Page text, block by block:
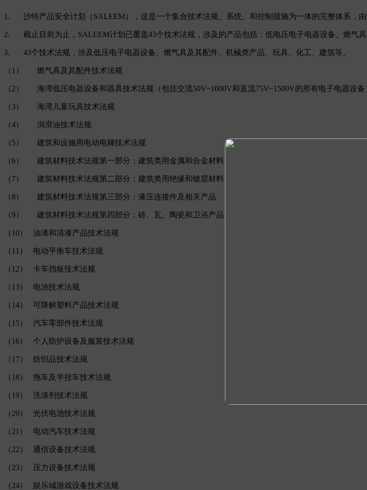
1. 沙特产品安全计划（SALEEM），这是一个集合技术法规、系统、和控制措施为一体的完整体系，由
2. 截止目前为止，SALEEM计划已覆盖43个技术法规，涉及的产品包括：低电压电子电器设备、燃气具
3. 43个技术法规，涉及低压电子电器设备、燃气具及其配件、机械类产品、玩具、化工、建筑等。
（1） 燃气具及其配件技术法规
（2） 海湾低压电器设备和器具技术法规（包括交流50V~1000V和直流75V~1500V的所有电子电器设备
（3） 海湾儿童玩具技术法规
（4） 润滑油技术法规
（5） 建筑和设施用电动电梯技术法规
（6） 建筑材料技术法规第一部分：建筑类用金属和合金材料
（7） 建筑材料技术法规第二部分：建筑类用绝缘和镀层材料
（8） 建筑材料技术法规第三部分：液压连接件及相关产品
（9） 建筑材料技术法规第四部分：砖、瓦、陶瓷和卫浴产品
（10） 油漆和清漆产品技术法规
（11） 电动平衡车技术法规
（12） 卡车挡板技术法规
（13） 电池技术法规
（14） 可降解塑料产品技术法规
（15） 汽车零部件技术法规
（16） 个人防护设备及服装技术法规
（17） 纺织品技术法规
（18） 拖车及半挂车技术法规
（19） 洗涤剂技术法规
（20） 光伏电池技术法规
（21） 电动汽车技术法规
（22） 通信设备技术法规
（23） 压力设备技术法规
（24） 娱乐城游戏设备技术法规